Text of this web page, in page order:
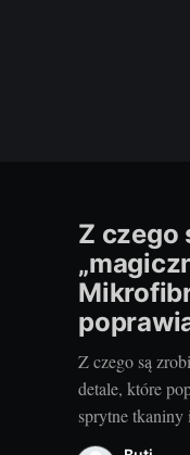
Z czego
Z czego są
detale, które
sprytne tkaniny
Mikrofibra